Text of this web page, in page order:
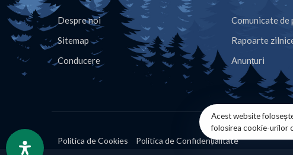
Despre noi
Sitemap
Conducere
Comunicate de
Rapoarte
Anunțuri
Politica de Cookies Politica de Confidențialitate
Acest website
folosirea cookie-urilor